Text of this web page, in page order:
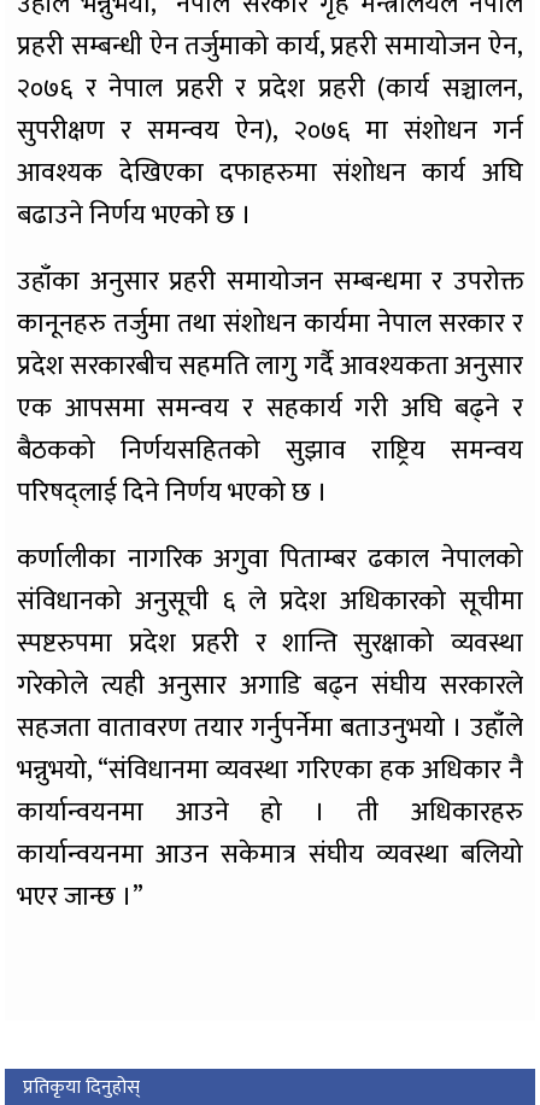
प्रहरी सम्बन्धी ऐन तर्जुमाको कार्य, प्रहरी समायोजन ऐन,
२०७६ र नेपाल प्रहरी र प्रदेश प्रहरी (कार्य सञ्चालन,
सुपरीक्षण र समन्वय ऐन), २०७६ मा संशोधन गर्न
आवश्यक देखिएका दफाहरुमा संशोधन कार्य अघि
बढाउने निर्णय भएको छ ।
उहाँका अनुसार प्रहरी समायोजन सम्बन्धमा र उपरोक्त
कानूनहरु तर्जुमा तथा संशोधन कार्यमा नेपाल सरकार र
प्रदेश सरकारबीच सहमति लागु गर्दै आवश्यकता अनुसार
एक आपसमा समन्वय र सहकार्य गरी अघि बढ्ने र
बैठकको निर्णयसहितको सुझाव राष्ट्रिय समन्वय
परिषद्लाई दिने निर्णय भएको छ ।
कर्णालीका नागरिक अगुवा पिताम्बर ढकाल नेपालको
संविधानको अनुसूची ६ ले प्रदेश अधिकारको सूचीमा
स्पष्टरुपमा प्रदेश प्रहरी र शान्ति सुरक्षाको व्यवस्था
गरेकोले त्यही अनुसार अगाडि बढ्न संघीय सरकारले
सहजता वातावरण तयार गर्नुपर्नेमा बताउनुभयो । उहाँले
भन्नुभयो, “संविधानमा व्यवस्था गरिएका हक अधिकार नै
कार्यान्वयनमा आउने हो । ती अधिकारहरु
कार्यान्वयनमा आउन सकेमात्र संघीय व्यवस्था बलियो
भएर जान्छ ।”
प्रतिकृया दिनुहोस्